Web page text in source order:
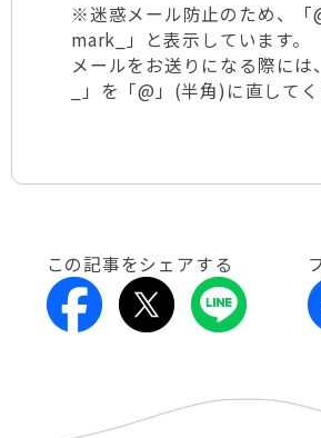
※迷惑メール防止のため、「
mark_」と表示しています。
メールをお送りになる際に
_」を「@」(半角)に直してく
この記事をシェアする